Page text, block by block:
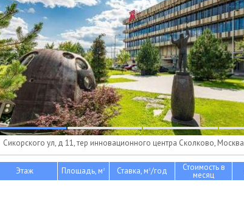
Сикорского ул, д 11, тер инновационного центра Сколково, Москва
Этаж Площадь, м2 Ставка, м2/год Стоимость в
месяц